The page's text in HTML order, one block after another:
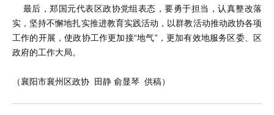
最后，郑国元代表区政协党组表态，要勇于担当，认真整改落
实，坚持不懈地扎实推进教育实践活动，以群教活动推动政协各项
工作的开展，使政协工作更加接“地气”，更加有效地服务区委、区
政府的工作大局。
（襄阳市襄州区政协 田静 俞显琴 供稿）